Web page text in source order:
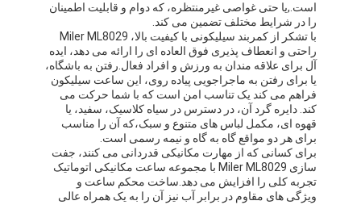
است.,یا حتی غواصی غیرمنتظره، که دوام و قابلیت اطمینان
را در شرایط مختلف تضمین می کند.
با تشکر از کمربند سیلیکونی با کیفیت بالا، Miler ML8029
راحتی و انعطاف پذیری فوق العاده ای را ارائه می دهد، ایده
آل برای علاقه مندان به ورزش و افراد فعال.رفتن به باشگاه،
یا برای رفتن به ماجراجویی پیاده روی، این ساعت سیلیکون
فراهم می کند یک تناسب امن است که با شما حرکت می
کند. دایره گرد آن، در دسترس در سیاه کلاسیک، سفید، یا
قهوه ای، مکمل لباس های متنوع و سبک،که آن را مناسب
برای هر دو مواقع گاه به گاه و نیمه رسمی است.
برای کسانی که از مهارت مکانیکی قدردانی می کنند، جفت
سازی Miler ML8029 با مجموعه ساعت مکانیکی اتوماتیک
تجربه کلی را افزایش می دهد.ساخت محکم ساعت و
ویژگی های مقاوم در برابر آب نیز آن را به یک همراه عالی